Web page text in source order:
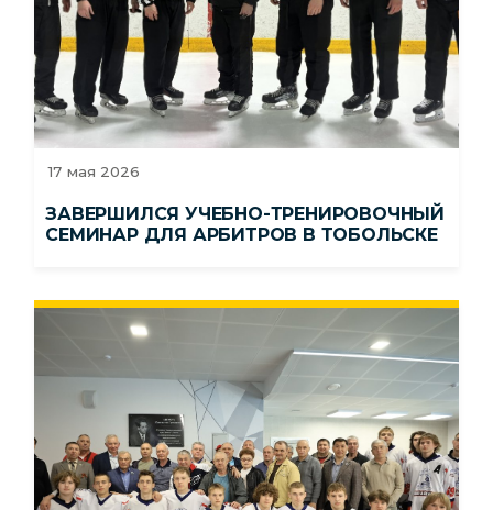
17 мая 2026
ЗАВЕРШИЛСЯ УЧЕБНО-ТРЕНИРОВОЧНЫЙ
СЕМИНАР ДЛЯ АРБИТРОВ В ТОБОЛЬСКЕ